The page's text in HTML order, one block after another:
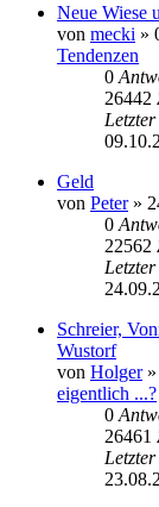
Neue Wiese
von mecki »
Tendenzen
0
26442
Geld
von Peter»
0
22562
Schreier,
Wustorf
von Holger»
eigentlich ...?
0
26461